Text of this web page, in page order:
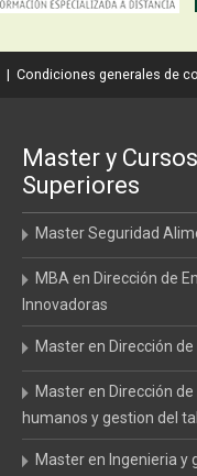
| Condiciones generales de
Master y Cursos
Superiores
Master Seguridad
MBA en Dirección de
Innovadoras
Master en Dirección
Master en Dirección
humanos y gestion del
Master en Ingenieria y